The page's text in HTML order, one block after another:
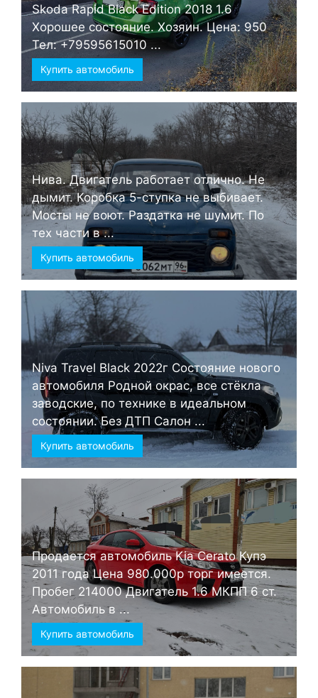
Skoda Rapid Black Edition 2018 1.6
Хорошее состояние. Хозяин. Цена: 950
Тел: +79595615010 ...
Купить автомобиль
Нива. Двигатель работает отлично. Не
дымит. Коробка 5-ступка не выбивает.
Мосты не воют. Раздатка не шумит. По
тех части в ...
Купить автомобиль
Niva Travel Black 2022г Состояние нового
автомобиля Родной окрас, все стёкла
заводские, по технике в идеальном
состоянии. Без ДТП Салон ...
Купить автомобиль
Продается автомобиль Kia Cerato Купэ
2011 года Цена 980.000р торг имеется.
Пробег 214000 Двигатель 1.6 МКПП 6 ст.
Автомобиль в ...
Купить автомобиль